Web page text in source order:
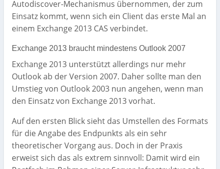
Autodiscover-Mechanismus übernommen, der zum
Einsatz kommt, wenn sich ein Client das erste Mal an
einem Exchange 2013 CAS verbindet.
Exchange 2013 braucht mindestens Outlook 2007
Exchange 2013 unterstützt allerdings nur mehr
Outlook ab der Version 2007. Daher sollte man den
Umstieg von Outlook 2003 nun angehen, wenn man
den Einsatz von Exchange 2013 vorhat.
Auf den ersten Blick sieht das Umstellen des Formats
für die Angabe des Endpunkts als ein sehr
theoretischer Vorgang aus. Doch in der Praxis
erweist sich das als extrem sinnvoll: Damit wird ein